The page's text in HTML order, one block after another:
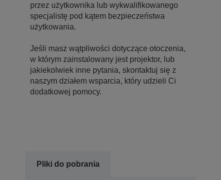
przez użytkownika lub wykwalifikowanego
specjalistę pod kątem bezpieczeństwa
użytkowania.
Jeśli masz wątpliwości dotyczące otoczenia,
w którym zainstalowany jest projektor, lub
jakiekolwiek inne pytania, skontaktuj się z
naszym działem wsparcia, który udzieli Ci
dodatkowej pomocy.
Pliki do pobrania